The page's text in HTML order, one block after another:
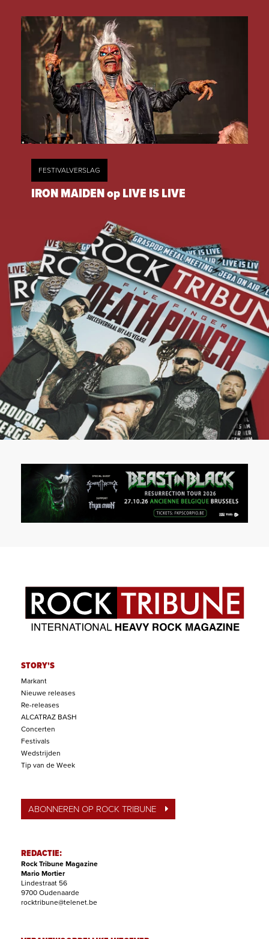
FESTIVALVERSLAG
IRON MAIDEN op LIVE IS LIVE
STORY'S
Markant
Nieuwe releases
Re-releases
ALCATRAZ BASH
Concerten
Festivals
Wedstrijden
Tip van de Week
ABONNEREN OP ROCK TRIBUNE
REDACTIE:
Rock Tribune Magazine
Mario Mortier
Lindestraat 56
9700 Oudenaarde
rocktribune@telenet.be